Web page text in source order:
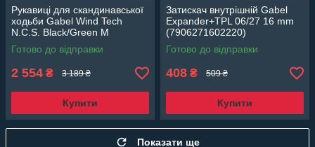
Рукавиці для скандинавської
ходьби Gabel Wind Tech
N.C.S. Black/Green M
(8015012100008)
Готово до відправки
2 554 ₴ 3 189 ₴
Купити
Затискач внутрішній Gabel
Expander+TPL 06/27 16 mm
(7906271602220)
Готово до відправки
408 ₴ 509 ₴
Купити
Показати ще